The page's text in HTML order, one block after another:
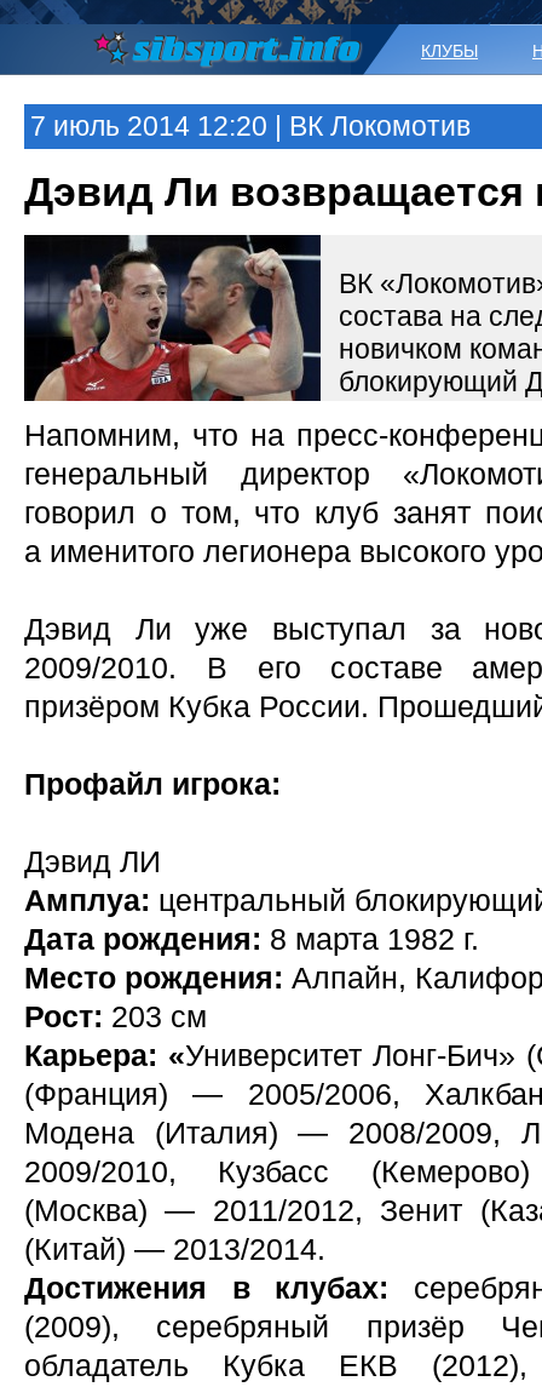
КЛУБЫ
7 июль 2014 12:20 | ВК Локомотив
Дэвид Ли возвращается
ВК
состава на
новичком
блокирующий
Напомним, что на пресс-
генеральный директор
говорил о том, что клуб занят
а именитого легионера высокого
Дэвид Ли уже выступал за
2009/2010. В его составе
призёром Кубка России.
Профайл игрока:
Дэвид ЛИ
Амплуа: центральный
Дата рождения: 8 марта 1982 г.
Место рождения: Алпайн,
Рост: 203 см
Карьера: «Университет Лонг-
(Франция) — 2005/2006,
Модена (Италия) — 2008/2009,
2009/2010, Кузбасс
(Москва) — 2011/2012, Зенит
(Китай) — 2013/2014.
Достижения в клубах:
(2009), серебряный призёр
обладатель Кубка ЕКВ